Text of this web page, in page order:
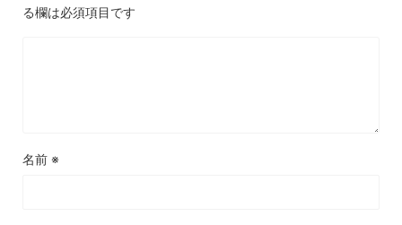
る欄は必須項目です
名前 ※